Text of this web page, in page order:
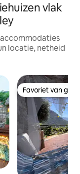
vlak
locatie, netheid
Favoriet van
Favoriet van